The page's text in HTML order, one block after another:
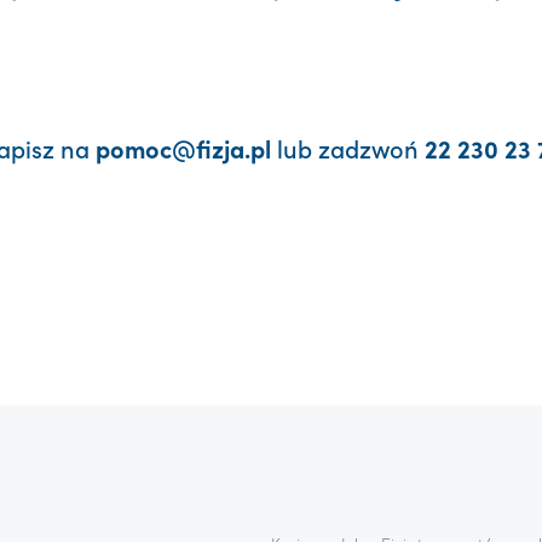
na pomoc@fizja.pl lub zadzwoń 22 230 23